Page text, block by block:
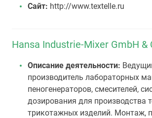
Сайт: http://www.textelle.ru
Hansa Industrie-Mixer GmbH &
Описание деятельности:
производитель лабораторных
пеногенераторов, смесителей,
дозирования для производства
трикотажных изделий. Монтаж,